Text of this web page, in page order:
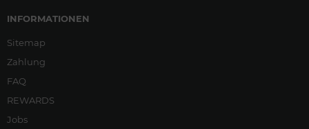
INFORMATIONEN
Sitemap
Zahlung
FAQ
REWARDS
Jobs